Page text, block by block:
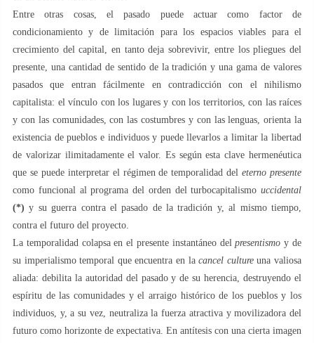
Entre otras cosas, el pasado puede actuar como factor de
condicionamiento y de limitación para los espacios viables para el
crecimiento del capital, en tanto deja sobrevivir, entre los pliegues del
presente, una cantidad de sentido de la tradición y una gama de valores
pasados ​​que entran fácilmente en contradicción con el nihilismo
capitalista: el vínculo con los lugares y con los territorios, con las raíces
y con las comunidades, con las costumbres y con las lenguas, orienta la
existencia de pueblos e individuos y puede llevarlos a limitar la libertad
de valorizar ilimitadamente el valor. Es según esta clave hermenéutica
que se puede interpretar el régimen de temporalidad deleterno presente
como funcional al programa del orden del turbocapitalismo uccidental
(*)y su guerra contra el pasado de la tradición y, al mismo tiempo,
contra el futuro del proyecto.
La temporalidad colapsa en el presente instantáneo delpresentismo y de
su imperialismo temporal que encuentra en lacancel cultureuna valiosa
aliada: debilita la autoridad del pasado y de su herencia, destruyendo el
espíritu de las comunidades y el arraigo histórico de los pueblos y los
individuos, y, a su vez, neutraliza la fuerza atractiva y movilizadora del
futuro como horizonte de expectativa. En antítesis con una cierta imagen